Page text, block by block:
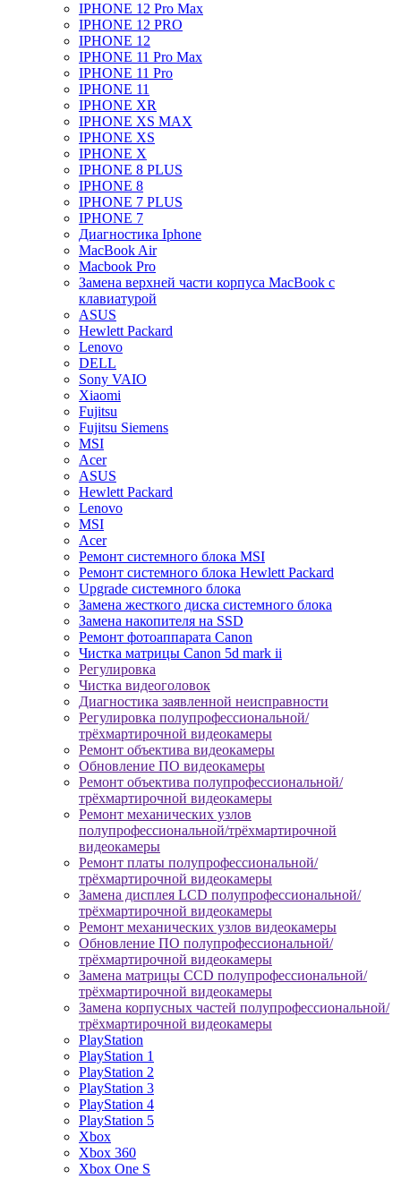
IPHONE 12 Pro Max
IPHONE 12 PRO
IPHONE 12
IPHONE 11 Pro Max
IPHONE 11 Pro
IPHONE 11
IPHONE XR
IPHONE XS MAX
IPHONE XS
IPHONE X
IPHONE 8 PLUS
IPHONE 8
IPHONE 7 PLUS
IPHONE 7
Диагностика Iphone
MacBook Air
Macbook Pro
Замена верхней части корпуса MacBook с
клавиатурой
ASUS
Hewlett Packard
Lenovo
DELL
Sony VAIO
Xiaomi
Fujitsu
Fujitsu Siemens
MSI
Acer
ASUS
Hewlett Packard
Lenovo
MSI
Acer
Ремонт системного блока MSI
Ремонт системного блока Hewlett Packard
Upgrade системного блока
Замена жесткого диска системного блока
Замена накопителя на SSD
Ремонт фотоаппарата Canon
Чистка матрицы Canon 5d mark ii
Регулировка
Чистка видеоголовок
Диагностика заявленной неисправности
Регулировка полупрофессиональной/
трёхмартирочной видеокамеры
Ремонт объектива видеокамеры
Обновление ПО видеокамеры
Ремонт объектива полупрофессиональной/
трёхмартирочной видеокамеры
Ремонт механических узлов
полупрофессиональной/трёхмартирочной
видеокамеры
Ремонт платы полупрофессиональной/
трёхмартирочной видеокамеры
Замена дисплея LCD полупрофессиональной/
трёхмартирочной видеокамеры
Ремонт механических узлов видеокамеры
Обновление ПО полупрофессиональной/
трёхмартирочной видеокамеры
Замена матрицы CCD полупрофессиональной/
трёхмартирочной видеокамеры
Замена корпусных частей полупрофессиональной/
трёхмартирочной видеокамеры
PlayStation
PlayStation 1
PlayStation 2
PlayStation 3
PlayStation 4
PlayStation 5
Xbox
Xbox 360
Xbox One S